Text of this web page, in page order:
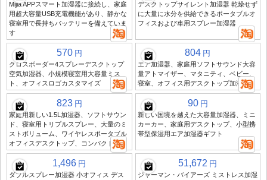
Mijia APPスマート加湿器に接続し、家庭
用超大容量USB充電機能があり、静かな
寝室用で長持ちバッテリーを備えていま
す
デスクトップサイレント加湿器 乾燥せず
に大量に水分を供給できるポータブルオ
フィスおよび車用スプレー加湿器
570 円
クロスボーダー4スプレーデスクトップ
空気加湿器、小規模寝室用大容量ミス
ト、オフィスロゴカスタマイズ
804 円
エア加湿器、家庭用ソフトサウンド大容
量アトマイザー、マタニティ、ベビー、
寝室、オフィス用デスクトップ加湿器
823 円
家庭用新しい1.5L加湿器、ソフトサウン
ド、寝室用トリプルスプレー、大量のミ
ストボリューム、ワイヤレスポータブル
オフィスデスクトップ、コンパクト
90 円
新しい国境を越えた大容量加湿器、ミニ
カーカー、家庭用デスクトップ、小型携
帯型保湿用エア加湿器ギフト
1,496 円
ダブルスプレー加湿器 小オフィス デス
51,672 円
ジャーマン・バイアーズ ミストレス加湿